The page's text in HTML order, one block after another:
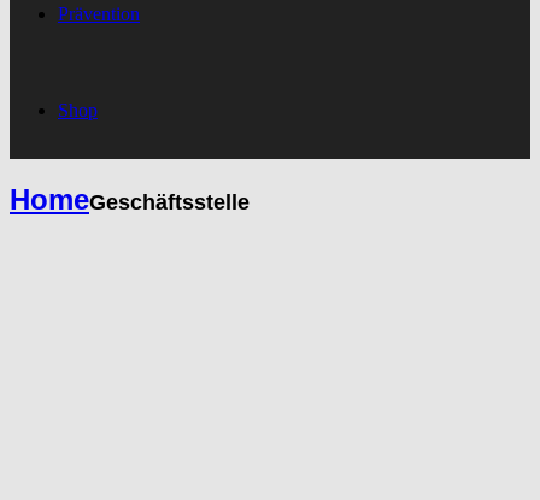
Prävention
Shop
HomeGeschäftsstelle